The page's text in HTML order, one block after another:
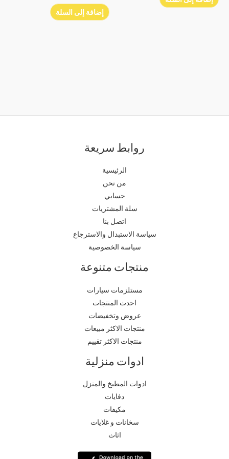
إضافة إلى السلة
روابط سريعة
الرئيسية
من نحن
حسابي
سلة المشتريات
اتصل بنا
سياسة الاستبدال والاسترجاع
سياسة الخصوصية
منتجات متنوعة
مستلزمات سيارات
احدث المنتجات
عروض وتخفيضات
منتجات الاكثر مبيعات
منتجات الاكثر تقييم
ادوات منزلية
ادوات المطبخ والمنزل
دفايات
مكيفات
سخانات و غلايات
اثاث